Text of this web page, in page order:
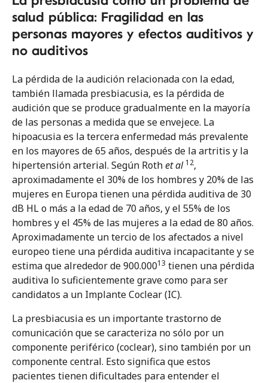
salud pública: Fragilidad en las
personas mayores y efectos auditivos y
no auditivos
La pérdida de la audición relacionada con la edad,
también llamada presbiacusia, es la pérdida de
audición que se produce gradualmente en la mayoría
de las personas a medida que se envejece. La
hipoacusia es la tercera enfermedad más prevalente
en los mayores de 65 años, después de la artritis y la
hipertensión arterial. Según Rothet al 12,
aproximadamente el 30% de los hombres y 20% de las
mujeres en Europa tienen una pérdida auditiva de 30
dB HL o más a la edad de 70 años, y el 55% de los
hombres y el 45% de las mujeres a la edad de 80 años.
Aproximadamente un tercio de los afectados a nivel
europeo tiene una pérdida auditiva incapacitante y se
estima que alrededor de 900.00013 tienen una pérdida
auditiva lo suficientemente grave como para ser
candidatos a un Implante Coclear (IC).
La presbiacusia es un importante trastorno de
comunicación que se caracteriza no sólo por un
componente periférico (coclear), sino también por un
componente central. Esto significa que estos
pacientes tienen dificultades para entender el